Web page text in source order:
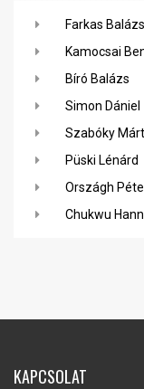
Farkas Balázs
Kamocsai
Bíró Balázs
Simon Dániel
Szabóky
Püski Lénárd
Országh
Chukwu
KAPCSOLAT